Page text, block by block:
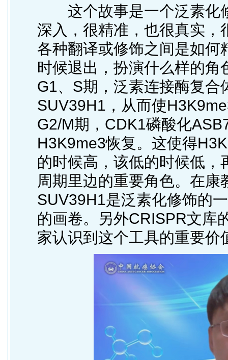
这个故事是一个泛素化
深入，很精准，也很真实，
各种翻译或修饰之间是如
时候退出，扮演什么样的
G1、S期，泛素连接酶复
SUV39H1，从而使
G2/M期，CDK1磷酸化
H3K9me3恢复。这使得
的时候高，该低的时候低
周期里边的重要角色。在
SUV39H1是泛素化修饰的
的画卷。另外CRISPR文库
家认识到这个工具的重要价